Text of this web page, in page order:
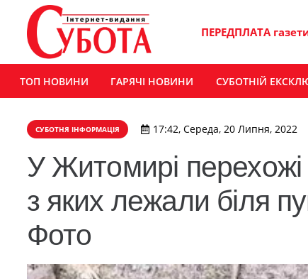
ПЕРЕДПЛАТА
ТОП НОВИНИ ГАРЯЧІ НОВИНИ СУБОТНІЙ
СУБОТНЯ ІНФОРМАЦІЯ 17:42, Середа, 20 Липня, 2022
У Житомирі
з яких лежали біля
Фото